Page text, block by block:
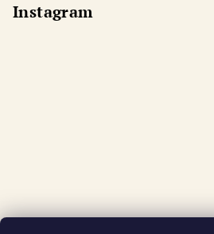
Instagram